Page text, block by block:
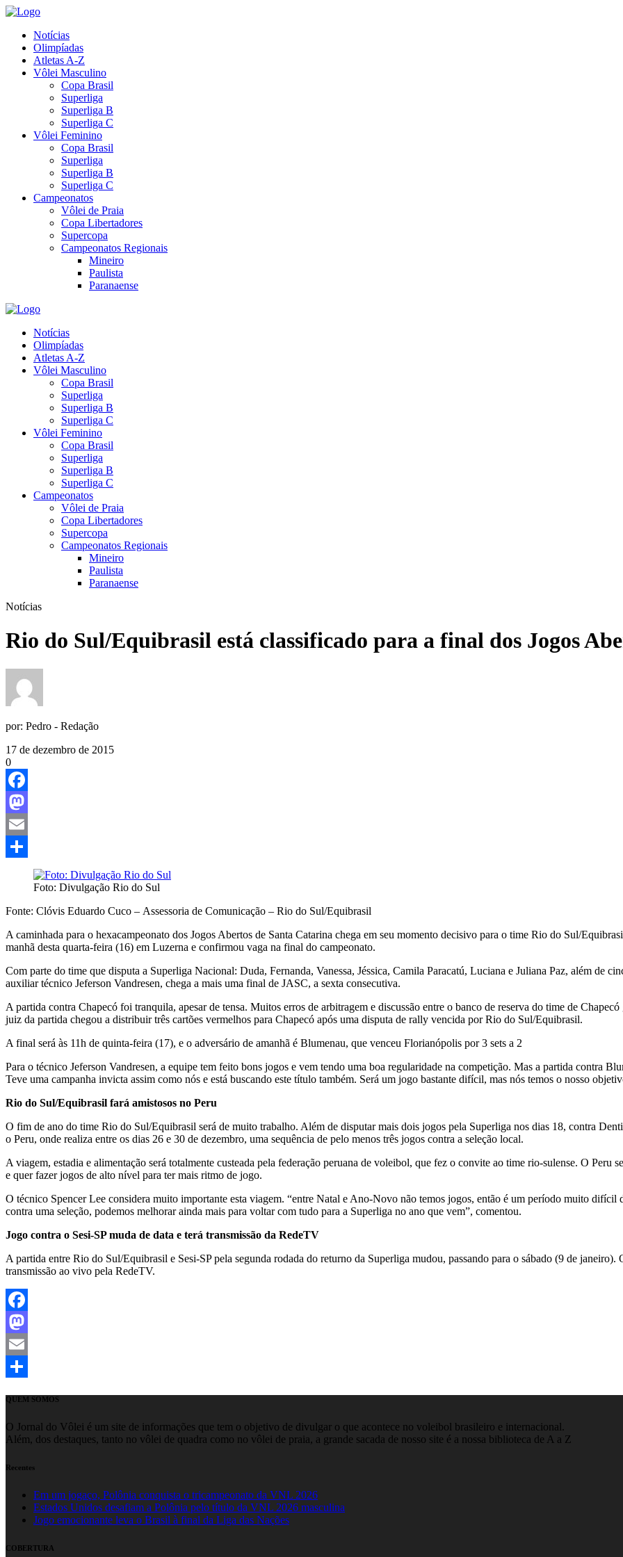
Notícias
Olimpíadas
Atletas A-Z
Vôlei Masculino
Copa Brasil
Superliga
Superliga B
Superliga C
Vôlei Feminino
Copa Brasil
Superliga
Superliga B
Superliga C
Campeonatos
Vôlei de Praia
Copa Libertadores
Supercopa
Campeonatos Regionais
Mineiro
Paulista
Paranaense
Notícias
Olimpíadas
Atletas A-Z
Vôlei Masculino
Copa Brasil
Superliga
Superliga B
Superliga C
Vôlei Feminino
Copa Brasil
Superliga
Superliga B
Superliga C
Campeonatos
Vôlei de Praia
Copa Libertadores
Supercopa
Campeonatos Regionais
Mineiro
Paulista
Paranaense
Notícias
Rio do Sul/Equibrasil está classificado para a final dos Jogos
por: Pedro - Redação
17 de dezembro de 2015
0
Facebook
Mastodon
Email
Foto: Divulgação Rio do Sul
Fonte: Clóvis Eduardo Cuco – Assessoria de Comunicação – Rio do Sul/Equibrasil
A caminhada para o hexacampeonato dos Jogos Abertos de Santa Catarina chega em seu momento decisivo para o time Rio do Sul/
manhã desta quarta-feira (16) em Luzerna e confirmou vaga na final do campeonato.
Com parte do time que disputa a Superliga Nacional: Duda, Fernanda, Vanessa, Jéssica, Camila Paracatú, Luciana e Juliana Paz, além de
auxiliar técnico Jeferson Vandresen, chega a mais uma final de JASC, a sexta consecutiva.
A partida contra Chapecó foi tranquila, apesar de tensa. Muitos erros de arbitragem e discussão entre o banco de reserva do time de
juiz da partida chegou a distribuir três cartões vermelhos para Chapecó após uma disputa de rally vencida por Rio do Sul/Equibrasil.
A final será às 11h de quinta-feira (17), e o adversário de amanhã é Blumenau, que venceu Florianópolis por 3 sets a 2
Para o técnico Jeferson Vandresen, a equipe tem feito bons jogos e vem tendo uma boa regularidade na competição. Mas a partida contra
Teve uma campanha invicta assim como nós e está buscando este título também. Será um jogo bastante difícil, mas nós temos o nosso
Rio do Sul/Equibrasil fará amistosos no Peru
O fim de ano do time Rio do Sul/Equibrasil será de muito trabalho. Além de disputar mais dois jogos pela Superliga nos dias 18, contra
o Peru, onde realiza entre os dias 26 e 30 de dezembro, uma sequência de pelo menos três jogos contra a seleção local.
A viagem, estadia e alimentação será totalmente custeada pela federação peruana de voleibol, que fez o convite ao time rio-sulense. O
e quer fazer jogos de alto nível para ter mais ritmo de jogo.
O técnico Spencer Lee considera muito importante esta viagem. “entre Natal e Ano-Novo não temos jogos, então é um período muito difícil
contra uma seleção, podemos melhorar ainda mais para voltar com tudo para a Superliga no ano que vem”, comentou.
Jogo contra o Sesi-SP muda de data e terá transmissão da RedeTV
A partida entre Rio do Sul/Equibrasil e Sesi-SP pela segunda rodada do returno da Superliga mudou, passando para o sábado (9 de
transmissão ao vivo pela RedeTV.
Facebook
Mastodon
Email
QUEM SOMOS
O Jornal do Vôlei é um site de informações que tem o objetivo de divulgar o que acontece no voleibol brasileiro e internacional.
Além, dos destaques, tanto no vôlei de quadra como no vôlei de praia, a grande sacada de nosso site é a nossa biblioteca de A a Z
Recentes
Em um jogaço, Polônia conquista o tricampeonato da VNL 2026
Estados Unidos desafiam a Polônia pelo título da VNL 2026 masculina
Jogo emocionante leva o Brasil à final da Liga das Nações
COBERTURA